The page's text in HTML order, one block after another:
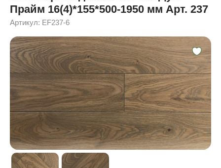
Прайм 16(4)*155*500-1950 мм Арт. 237
Артикул: EF237-6